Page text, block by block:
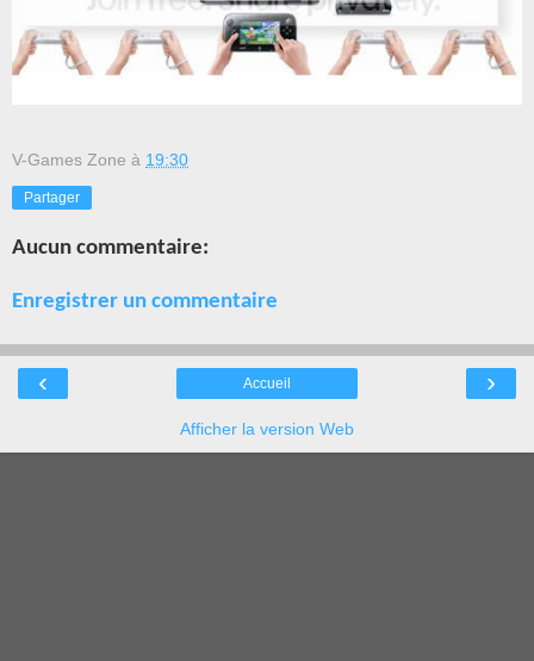
V-Games Zone à 19:30
Partager
Aucun commentaire:
Enregistrer un commentaire
‹ ›
Accueil
Afficher la version Web